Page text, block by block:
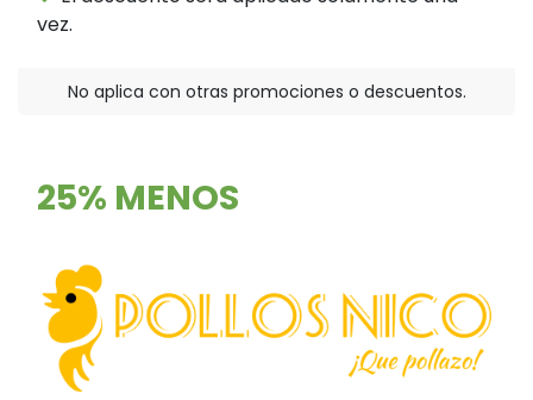
vez.
No aplica con otras promociones o descuentos.
25% MENOS